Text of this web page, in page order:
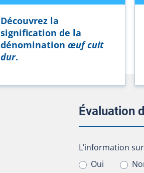
Découvrez la
signification de la
dénomination œuf cuit
dur.
Évaluation
L’information
L’information
Oui